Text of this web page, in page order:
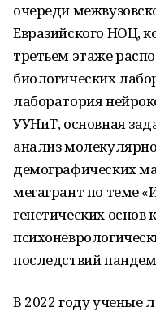
очереди
Евразийского НОЦ,
третьем этаже
биологических
лаборатория
УУНиТ, основная
анализ
демографических
мегагрант по теме
генетических основ
последствий
В 2022 году ученые